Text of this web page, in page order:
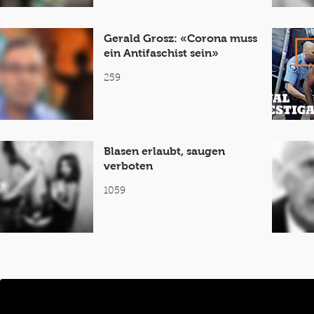
Gerald Grosz: «Corona muss
ein Antifaschist sein»
259
Blasen erlaubt, saugen
verboten
1059